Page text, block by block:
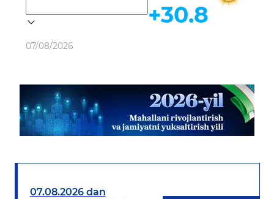
Ob-havo
07/08/2026
+30.8
07.08.2026 dan